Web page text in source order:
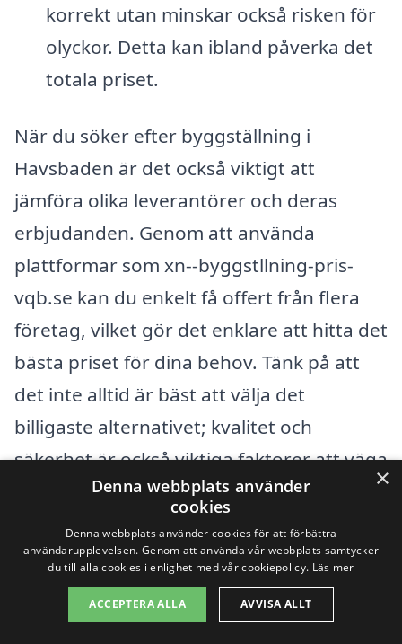
korrekt utan minskar också risken för
olyckor. Detta kan ibland påverka det
totala priset.
När du söker efter byggställning i
Havsbaden är det också viktigt att
jämföra olika leverantörer och deras
erbjudanden. Genom att använda
plattformar som xn--byggstllning-pris-
vqb.se kan du enkelt få offert från flera
företag, vilket gör det enklare att hitta det
bästa priset för dina behov. Tänk på att
det inte alltid är bäst att välja det
billigaste alternativet; kvalitet och
säkerhet är också viktiga faktorer att väga
Genom att ta hänsyn till ovanstående
faktorer och noggrant undersöka dina
alternativ kan du säkerställa att du får en
×
Denna webbplats använder
cookies
Denna webbplats använder cookies för att förbättra
användarupplevelsen. Genom att använda vår webbplats samtycker
du till alla cookies i enlighet med vår cookiepolicy. Läs mer
ACCEPTERA ALLA AVVISA ALLT